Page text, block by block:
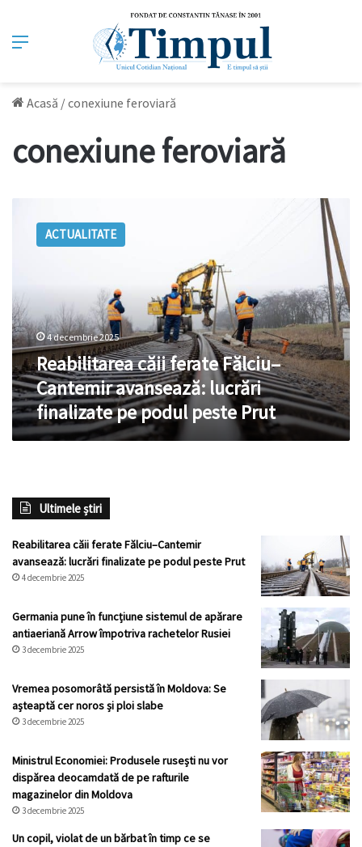
Meniu
Acasă /conexiune feroviară
conexiune feroviară
ferate
lucrări
finalizate
pe
podul
peste
Prut
ACTUALITATE
4 decembrie 2025
Reabilitarea căii ferate Fălciu–
Cantemir avansează: lucrări
finalizate pe podul peste Prut
Ultimele știri
Reabilitarea căii ferate Fălciu–Cantemir
avansează: lucrări finalizate pe podul peste Prut
4 decembrie 2025
Germania pune în funcțiune sistemul de apărare
antiaeriană Arrow împotriva rachetelor Rusiei
3 decembrie 2025
Vremea posomorâtă persistă în Moldova: Se
așteaptă cer noros și ploi slabe
3 decembrie 2025
Ministrul Economiei: Produsele rusești nu vor
dispărea deocamdată de pe rafturile
magazinelor din Moldova
3 decembrie 2025
Un copil, violat de un bărbat în timp ce se